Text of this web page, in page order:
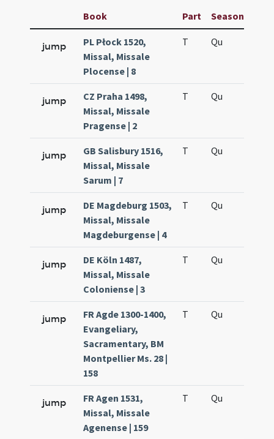
Book Part Season
jump
PL Płock 1520,
Missal, Missale
Plocense | 8
T Qu
jump
CZ Praha 1498,
Missal, Missale
Pragense | 2
T Qu
jump
GB Salisbury 1516,
Missal, Missale
Sarum | 7
T Qu
jump
DE Magdeburg 1503,
Missal, Missale
Magdeburgense | 4
T Qu
jump
DE Köln 1487,
Missal, Missale
Coloniense | 3
T Qu
jump
FR Agde 1300-1400,
Evangeliary,
Sacramentary, BM
Montpellier Ms. 28 |
158
T Qu
jump
FR Agen 1531,
Missal, Missale
Agenense | 159
T Qu